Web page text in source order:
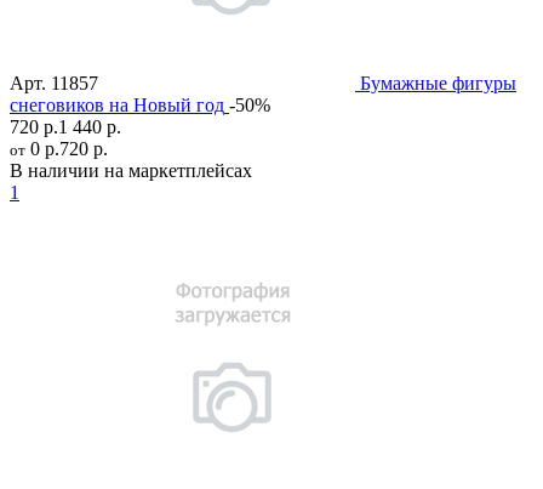
Арт. 11857
Бумажные фигуры
снеговиков на Новый год -50%
720 р.1 440 р.
от 0 р.720 р.
В наличии на маркетплейсах
1